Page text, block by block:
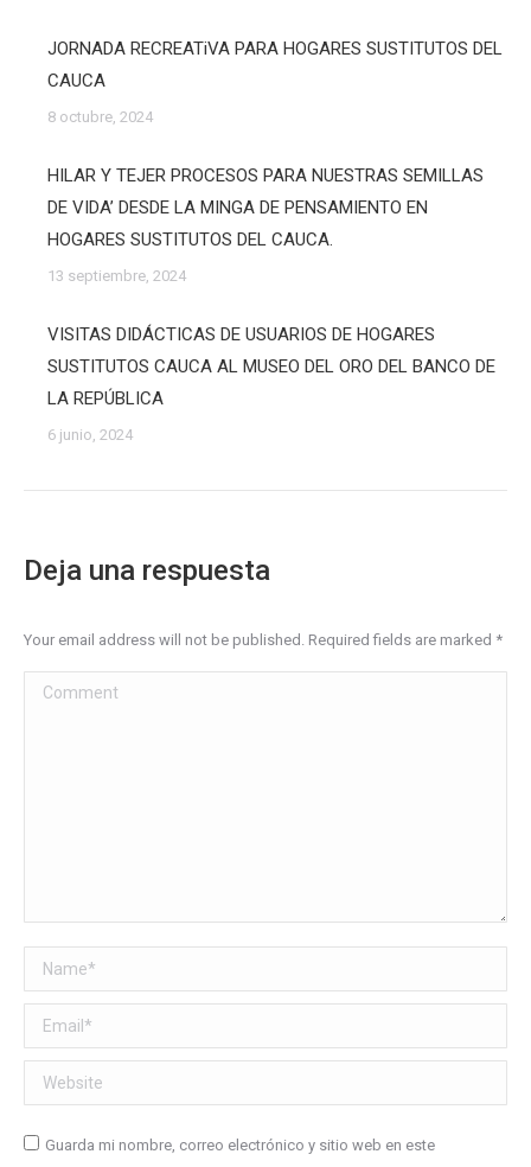
JORNADA RECREATiVA PARA HOGARES SUSTITUTOS DEL
CAUCA
8 octubre, 2024
HILAR Y TEJER PROCESOS PARA NUESTRAS SEMILLAS
DE VIDA’ DESDE LA MINGA DE PENSAMIENTO EN
HOGARES SUSTITUTOS DEL CAUCA.
13 septiembre, 2024
VISITAS DIDÁCTICAS DE USUARIOS DE HOGARES
SUSTITUTOS CAUCA AL MUSEO DEL ORO DEL BANCO DE
LA REPÚBLICA
6 junio, 2024
Deja una respuesta
Your email address will not be published. Required fields are marked *
Comment
Name *
Email *
Website
Guarda mi nombre, correo electrónico y sitio web en este